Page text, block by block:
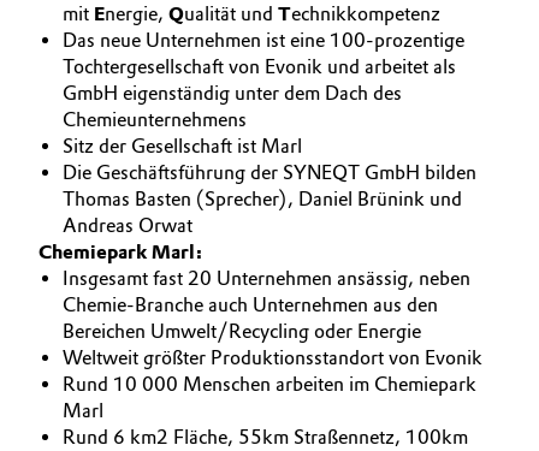
mit Energie, Qualität und Technikkompetenz
Das neue Unternehmen ist eine 100-prozentige
Tochtergesellschaft von Evonik und arbeitet als
GmbH eigenständig unter dem Dach des
Chemieunternehmens
Sitz der Gesellschaft ist Marl
Die Geschäftsführung der SYNEQT GmbH bilden
Thomas Basten (Sprecher), Daniel Brünink und
Andreas Orwat
Chemiepark Marl:
Insgesamt fast 20 Unternehmen ansässig, neben
Chemie-Branche auch Unternehmen aus den
Bereichen Umwelt/Recycling oder Energie
Weltweit größter Produktionsstandort von Evonik
Rund 10 000 Menschen arbeiten im Chemiepark
Marl
Rund 6 km2 Fläche, 55km Straßennetz, 100km